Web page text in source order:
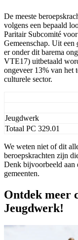
De meeste
volgens een bepaald
Paritair Subcomité
Gemeenschap. Uit een
er onder dit barema
VTE17) uitbetaald
ongeveer 13% van het
culturele sector.
Jeugdwerk
Totaal PC 329.01
We weten niet of dit
beroepskrachten zijn
Denk bijvoorbeeld aan
gemeenten.
Ontdek meer
Jeugdwerk!